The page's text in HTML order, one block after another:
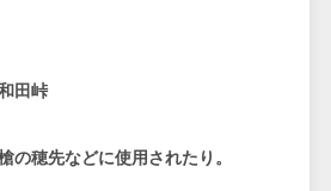
田峠
穂先などに使用されたり。